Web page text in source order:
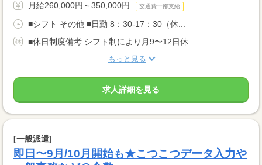
月給260,000円～350,000円 交通費一部支給
■シフト その他 ■日勤 8：30-17：30（休...
■休日制度備考 シフト制により月9〜12日休...
もっと見る
求人詳細を見る
[一般派遣]
即日〜9月/10月開始も★こつこつデータ入力や